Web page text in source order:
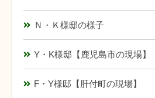
Ｎ・Ｋ様邸の様子
Y・K様邸【鹿児島市の現場】
F・Y様邸【肝付町の現場】